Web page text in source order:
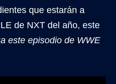
que estarán a
de NXT del año, este
este episodio de WWE